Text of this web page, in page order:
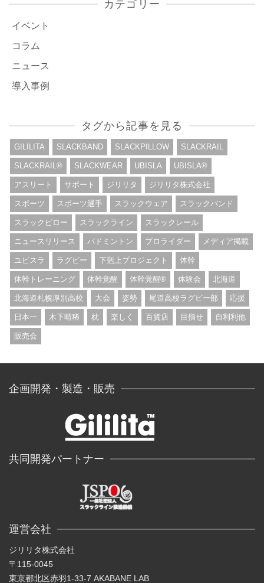
カテゴリー
イベント
コラム
ニュース
導入事例
タグから記事を見る
GILILITA SLACKBAND SLACKPILLOW SLACKRAIL
SLACKRAIL®︎ SLACKWEAR UBISLA UBISLA®︎
アスリート サポート ジリリタ ジリリタ株式会社
スポーツ スポーツ選手 スラックウェア スラックバンド
スラックピロー スラックライン スラックレール
ニュースリリース バドミントン プロライダー メディア掲載
ユビスラ ラグビー 下剋上プロジェクト 体幹
体幹トレーニング 体幹覚醒 体幹覚醒®︎ 体験会 北海道
北海道札幌厚別高校 大会 姿勢 尾道高校ラグビー部 応援
日本一 木下晴稀 枕 楽しく 百貨店 目指せ 自利利他
販売会
企画開発・製造・販売
共同開発パートナー
運営会社
ジリリタ株式会社
〒115-0045
東京都北区赤羽1-33-7 AKABANE LAB